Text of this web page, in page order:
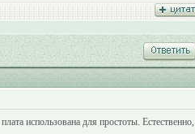
использована для простоты. Естественно,